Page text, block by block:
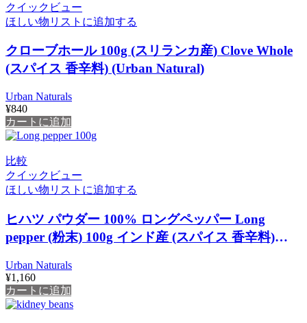
クイックビュー
ほしい物リストに追加する
クローブホール 100g (スリランカ産) Clove Whole
(スパイス 香辛料) (Urban Natural)
Urban Naturals
¥840
カートに追加
比較
クイックビュー
ほしい物リストに追加する
ヒハツ パウダー 100% ロングペッパー Long
pepper (粉末) 100g インド産 (スパイス 香辛料)
Urban Naturals
¥1,160
カートに追加